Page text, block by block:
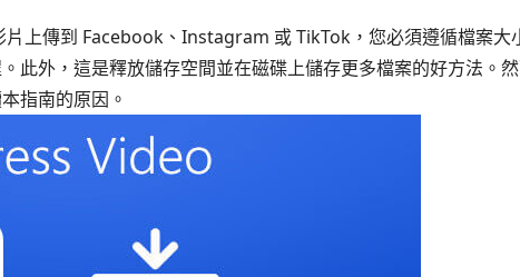
片上傳到 Facebook、Instagram 或 TikTok，您必須遵循檔案大
此外，這是釋放儲存空間並在磁碟上儲存更多檔案的好方法。
指南的原因。